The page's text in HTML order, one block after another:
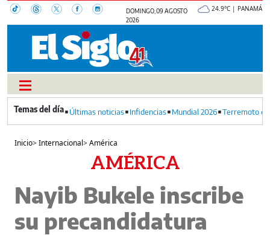
DOMINGO, 09 AGOSTO
2026
24.9°C | PANAMÁ
Últimas noticias Infidencias Mundial 2026 Terremoto
Inicio>Internacional>América
AMÉRICA
Nayib Bukele inscribe
su precandidatura